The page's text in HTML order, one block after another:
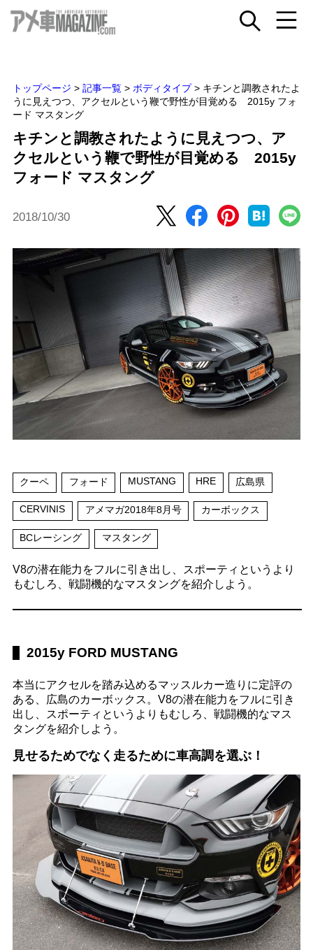
トップページ > 記事一覧 > ボディタイプ > キチンと調教されたよ
うに見えつつ、アクセルという鞭で野性が目覚める 2015y フォ
ード マスタング
キチンと調教されたように見えつつ、ア
クセルという鞭で野性が目覚める 2015y
フォード マスタング
2018/10/30
クーペ フォード MUSTANG HRE 広島県
CERVINIS アメマガ2018年8月号 カーボックス
BCレーシング マスタング
V8の潜在能力をフルに引き出し、スポーティというより
もむしろ、戦闘機的なマスタングを紹介しよう。
2015y FORD MUSTANG
本当にアクセルを踏み込めるマッスルカー造りに定評の
ある、広島のカーボックス。V8の潜在能力をフルに引き
出し、スポーティというよりもむしろ、戦闘機的なマス
タングを紹介しよう。
見せるためでなく走るために車高調を選ぶ！